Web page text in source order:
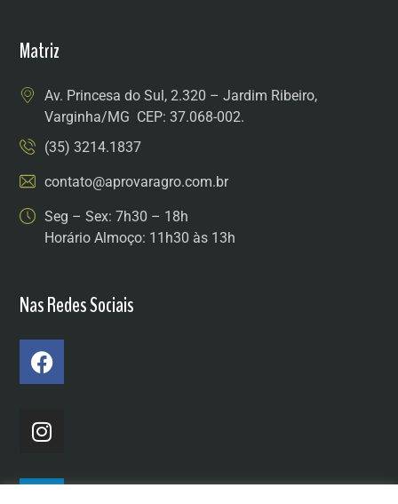
Matriz
Av. Princesa do Sul, 2.320 – Jardim Ribeiro,
Varginha/MG CEP: 37.068-002.
(35) 3214.1837
contato@aprovaragro.com.br
Seg – Sex: 7h30 – 18h
Horário Almoço: 11h30 às 13h
Nas Redes Sociais